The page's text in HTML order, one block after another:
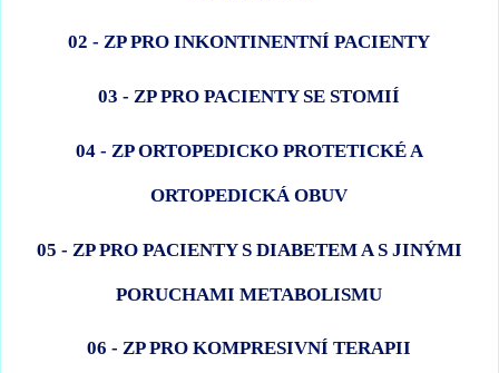
02 - ZP PRO INKONTINENTNÍ PACIENTY
03 - ZP PRO PACIENTY SE STOMIÍ
04 - ZP ORTOPEDICKO PROTETICKÉ A
ORTOPEDICKÁ OBUV
05 - ZP PRO PACIENTY S DIABETEM A S JINÝMI
PORUCHAMI METABOLISMU
06 - ZP PRO KOMPRESIVNÍ TERAPII